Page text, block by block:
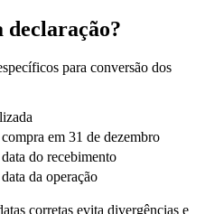
declaração?
para conversão dos
em 31 de dezembro
do recebimento
da operação
corretas evita divergências e